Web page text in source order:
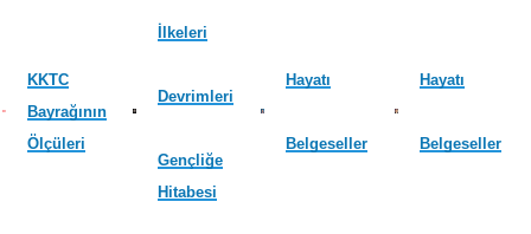
KKTC
Bayrağının
Ölçüleri
İlkeleri
Devrimleri
Gençliğe
Hitabesi
Hayatı
Belgeseller
Hayatı
Belgeseller